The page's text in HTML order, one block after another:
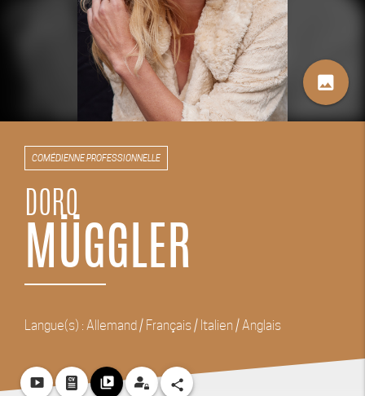
image
COMÉDIENNE PROFESSIONNELLE
DORO
MÜGGLER
Langue(s) : Allemand / Français / Italien / Anglais
smart_display video_library share